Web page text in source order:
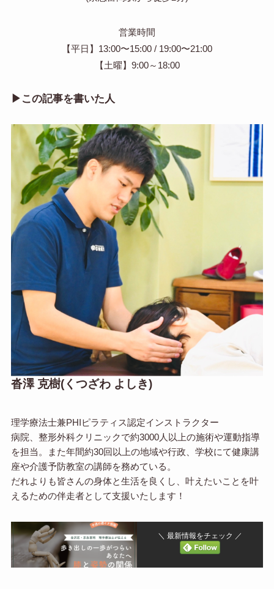
営業時間
【平日】13:00〜15:00 / 19:00〜21:00
【土曜】9:00～18:00
▶︎この記事を書いた人
沓澤 克樹(くつざわ よしき)
理学療法士兼PHIピラティス認定インストラクター
病院、整形外科クリニックで約3000人以上の施術や運動指導
を担当。また年間約30回以上の地域や行政、学校にて健康講
座や介護予防教室の講師を務めている。
だれよりも皆さんの身体と生活を良くし、叶えたいことを叶
えるための伴走者として支援いたします！
＼ 最新情報をチェック ／